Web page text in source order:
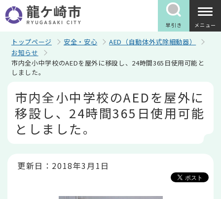
の
ペ
早引き メニュー
トップページ 安全・安心
AED（自動体外式除細動器）
お知らせ
市内全小中学校のAEDを屋外に移設し、24時間365日使用可能と
しました。
市内全小中学校のAEDを屋外に
移設し、24時間365日使用可能
としました。
更新日：2018年3月1日